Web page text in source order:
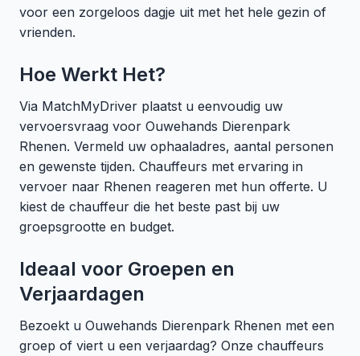
voor een zorgeloos dagje uit met het hele gezin of
vrienden.
Hoe Werkt Het?
Via MatchMyDriver plaatst u eenvoudig uw
vervoersvraag voor Ouwehands Dierenpark
Rhenen. Vermeld uw ophaaladres, aantal personen
en gewenste tijden. Chauffeurs met ervaring in
vervoer naar Rhenen reageren met hun offerte. U
kiest de chauffeur die het beste past bij uw
groepsgrootte en budget.
Ideaal voor Groepen en
Verjaardagen
Bezoekt u Ouwehands Dierenpark Rhenen met een
groep of viert u een verjaardag? Onze chauffeurs